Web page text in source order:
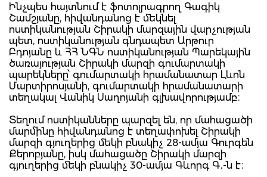
Ինչպես հայտնում է ֆոտոլրագրող Գագիկ
Շամշյանը, հիվանդանոց է մեկնել
ոստիկանության Շիրակի մարզային վարչության
պետ, ոստիկանության գնդապետ Արթուր
Բդոյանը և ՀՀ ՆԳՆ ոստիկանության Պարեկային
ծառայության Շիրակի մարզի գումարտակի
պարեկները՝ գումարտակի հրամանատար Լևոն
Մարտիրոսյանի, գումարտակի հրամանատարի
տեղակալ Վանիկ Սաղոյանի գլխավորությամբ։
Տեղում ոստիկանները պարզել են, որ մահացածի
մարմինը հիվանդանոց է տեղափոխել Շիրակի
մարզի գյուղերից մեկի բնակիչ 28-ամյա Գուրգեն
Քերոբյանը, իսկ մահացածը Շիրակի մարզի
գյուղերից մեկի բնակիչ 30-ամյա Գևորգ Գ․-ն է։